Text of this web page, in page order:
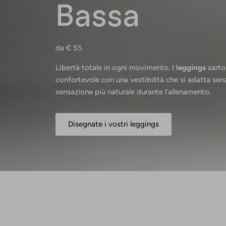
Bassa
da € 55
Libertà totale in ogni movimento. I leggings
confortevole con una vestibilità che si adatta
sensazione più naturale durante l'allenamento.
Disegnate i vostri leggings